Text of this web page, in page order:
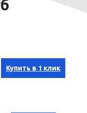
Купить в 1 клик